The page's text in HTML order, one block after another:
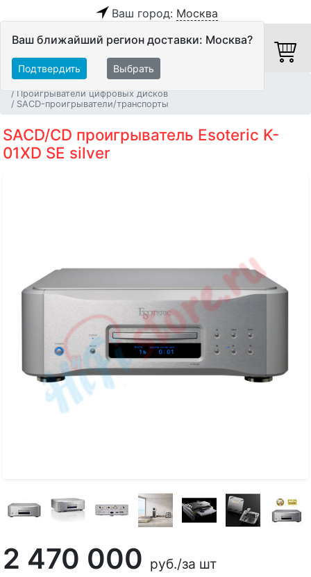
Ваш город: Москва
Ваш ближайший регион доставки: Москва?
Подтвердить Выбрать
Проигрыватели цифровых дисков
SACD-проигрыватели/транспорты
SACD/CD проигрыватель Esoteric K-
01XD SE silver
2 470 000 руб./за шт